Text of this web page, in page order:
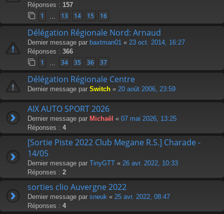
Réponses : 157
1 13 14 15 16
Délégation Régionale Nord: Arnaud
Dernier message par baxtman01 « 23 oct. 2014, 16:27
Réponses : 366
1 34 35 36 37
Délégation Régionale Centre
Dernier message par Switch « 20 août 2006, 23:59
AIX AUTO SPORT 2026
Dernier message par Michaël « 07 mai 2026, 13:25
Réponses : 4
[Sortie Piste 2022 Club Megane R.S.] Charade -
14/05
Dernier message par TinyGTT « 26 avr. 2022, 10:33
Réponses : 2
sorties clio Auvergne 2022
Dernier message par sneuk « 25 avr. 2022, 08:47
Réponses : 4